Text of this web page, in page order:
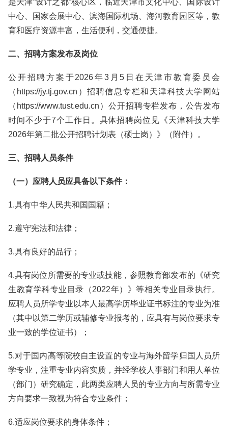
是天津“设计之都”核心区，临近天津市文化中心、国际设计
中心、国家会展中心、滨海国际机场、海河教育园区等，教
育和医疗资源丰富，生活便利，交通便捷。
二、招聘方案发布及岗位
公开招聘方案于2026年3月5日在天津市教育委员会
（https://jy.tj.gov.cn）招聘信息专栏和天津科技大学网站
（https://www.tust.edu.cn）公开招聘专栏发布，公告发布
时间不少于7个工作日。具体招聘岗位见《天津科技大学
2026年第二批公开招聘计划表（硕士岗）》（附件）。
三、招聘人员条件
（一）应聘人员应具备以下条件：
1.具有中华人民共和国国籍；
2.遵守宪法和法律；
3.具有良好的品行；
4.具有岗位所需要的专业或技能，参照教育部发布的《研究
生教育学科专业目录（2022年）》等相关专业目录执行。
应聘人员所学专业以本人最高学历毕业证书标注的专业为准
（其中以第二学历或辅修专业报考的，应具有与岗位要求专
业一致的学位证书）；
5.对于国内高等院校自主设置的专业与海外留学归国人员所
学专业，注重专业内容实质，并经学校人事部门和用人单位
（部门）研究确定，此两类应聘人员的专业方向与所需专业
方向要求一致视为符合专业条件；
6.适应岗位要求的身体条件；